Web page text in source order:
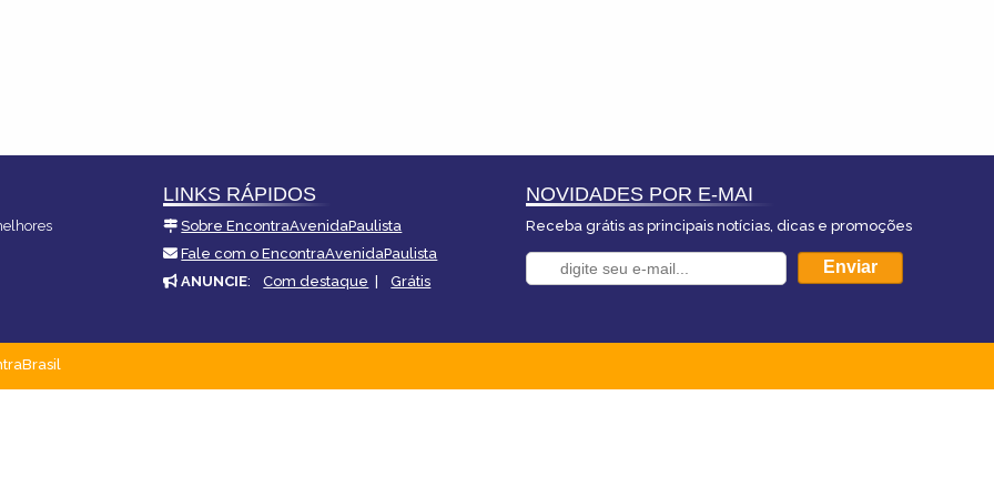
LINKS RÁPIDOS
Sobre EncontraAvenidaPaulista
Fale com o EncontraAvenidaPaulista
ANUNCIE: Com destaque | Grátis
NOVIDADES POR E-MAI
Receba grátis as principais notícias, dicas e promoções